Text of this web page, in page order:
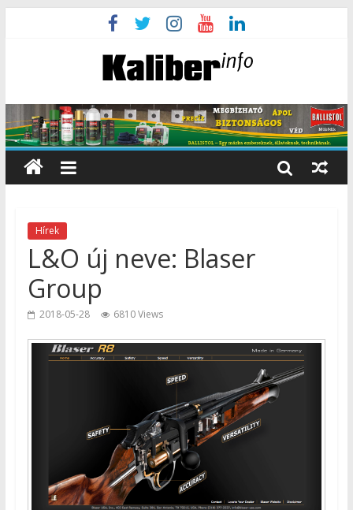
Hírek
L&O új neve: Blaser
Group
2018-05-28 6810 Views